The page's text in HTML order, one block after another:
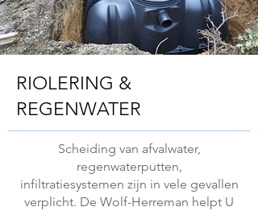
RIOLERING &
REGENWATER
Scheiding van afvalwater,
regenwaterputten,
infiltratiesystemen zijn in vele gevallen
verplicht. De Wolf-Herreman helpt U